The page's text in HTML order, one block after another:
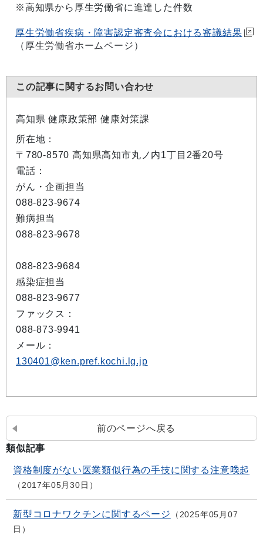
※高知県から厚生労働省に進達した件数
厚生労働省疾病・障害認定審査会における審議結果
（厚生労働省ホームページ）
この記事に関するお問い合わせ
高知県 健康政策部 健康対策課
所在地：
〒780-8570 高知県高知市丸ノ内1丁目2番20号
電話：
がん・企画担当
088-823-9674
難病担当
088-823-9678
088-823-9684
感染症担当
088-823-9677
ファックス：
088-873-9941
メール：
130401@ken.pref.kochi.lg.jp
前のページへ戻る
類似記事
資格制度がない医業類似行為の手技に関する注意喚起
2017年05月30日
新型コロナワクチンに関するページ
2025年05月07
日